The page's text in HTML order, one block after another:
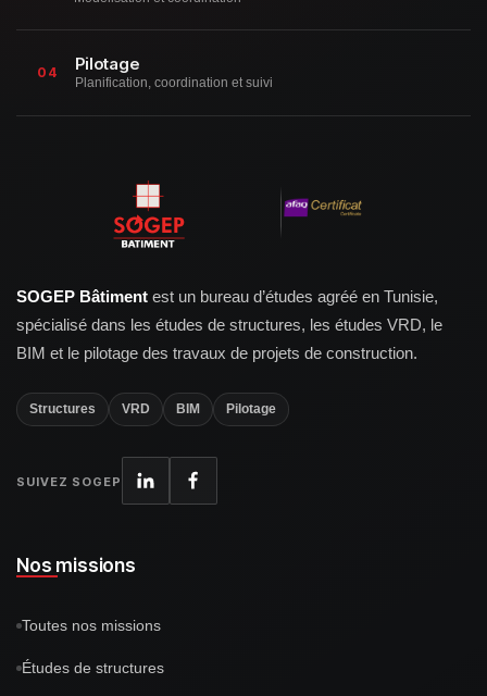
04 Pilotage
Planification, coordination et suivi
SOGEP Bâtiment est un bureau d’études agréé en Tunisie,
spécialisé dans les études de structures, les études VRD, le
BIM et le pilotage des travaux de projets de construction.
Structures VRD BIM Pilotage
SUIVEZ SOGEP
Nos missions
Toutes nos missions
Études de structures